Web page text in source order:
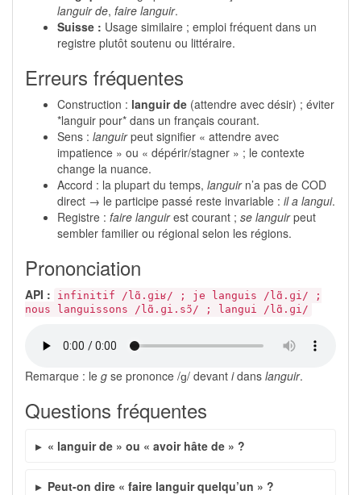
languir de, faire languir.
Suisse : Usage similaire ; emploi fréquent dans un
registre plutôt soutenu ou littéraire.
Erreurs fréquentes
Construction : languir de (attendre avec désir) ; éviter
*languir pour* dans un français courant.
Sens : languirpeut signifier « attendre avec
impatience » ou « dépérir/stagner » ; le contexte
change la nuance.
Accord : la plupart du temps, languirn’a pas de COD
direct → le participe passé reste invariable : il a langui.
Registre : faire languirest courant ; se languirpeut
sembler familier ou régional selon les régions.
Prononciation
API :
infinitif /lɑ̃.ɡiʁ/ ; je languis /lɑ̃.ɡi/ ;
nous languissons /lɑ̃.ɡi.sɔ̃/ ; langui /lɑ̃.ɡi/
Remarque : le g se prononce /ɡ/ devant idans languir.
Questions fréquentes
« languir de » ou « avoir hâte de » ?
Peut-on dire « faire languir quelqu’un » ?